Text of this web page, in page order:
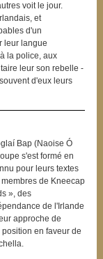
voit le jour.
et
d'un
leur langue
la police, aux
leur son rebelle -
d'eux leurs
Bap (Naoise Ó
s'est formé en
pour leurs textes
de Kneecap
», des
de l'Irlande
approche de
en faveur de